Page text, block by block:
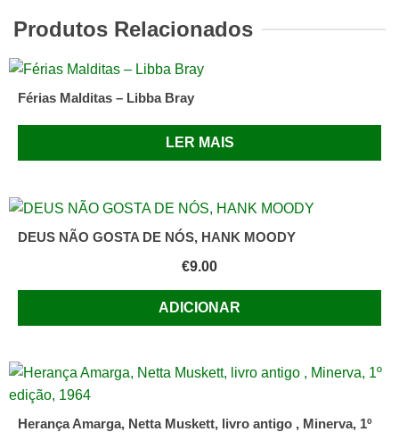
de
Cidade
Produtos Relacionados
Férias Malditas – Libba Bray
LER MAIS
DEUS NÃO GOSTA DE NÓS, HANK MOODY
€9.00
ADICIONAR
Herança Amarga, Netta Muskett, livro antigo , Minerva, 1º